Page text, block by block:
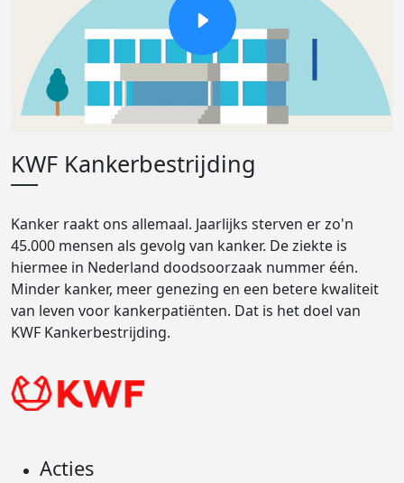
KWF Kankerbestrijding
Kanker raakt ons allemaal. Jaarlijks sterven er zo'n
45.000 mensen als gevolg van kanker. De ziekte is
hiermee in Nederland doodsoorzaak nummer één.
Minder kanker, meer genezing en een betere kwaliteit
van leven voor kankerpatiënten. Dat is het doel van
KWF Kankerbestrijding.
Acties